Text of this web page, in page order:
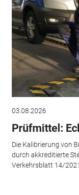
03.08.2026
Prüfmittel:
Die Kalibrierung von
durch akkreditierte
Verkehrsblatt 14/